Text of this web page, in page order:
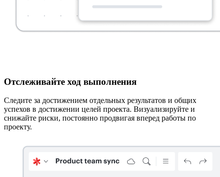
Отслеживайте ход выполнения
Следите за достижением отдельных результатов и общих
успехов в достижении целей проекта. Визуализируйте и
снижайте риски, постоянно продвигая вперед работы по
проекту.